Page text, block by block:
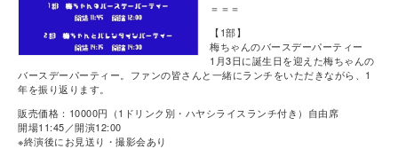
＝＝＝
【1部】
梅ちゃんのバースデーパーティー
1月3日に誕生日を迎えた梅ちゃんの
バースデーパーティー。ファンの皆さんと一緒にランチをいただきながら、1
年を振り返ります。
販売価格：10000円（1ドリンク別・ハヤシライスランチ付き）自由席
開場11:45／開演12:00
※終演後にお見送り・撮影会あり